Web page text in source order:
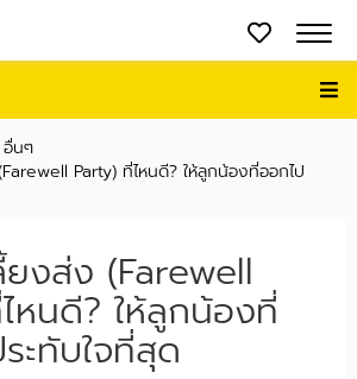
อื่นๆ
Party) ที่ไหนดี? ให้ลูกน้องที่ออกไป
งส่ง (Farewell
หนดี? ให้ลูกน้องที่
ะทับใจที่สุด